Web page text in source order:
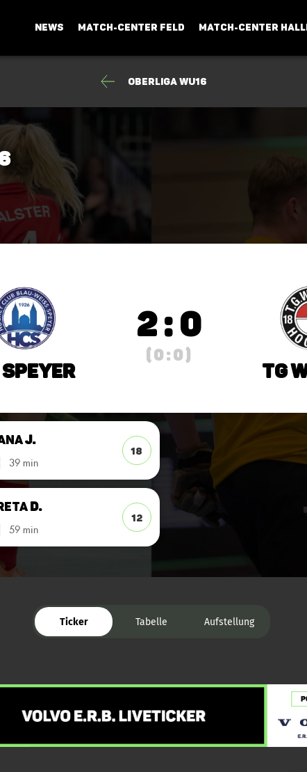
NEWS MATCH-CENTER FELD MATCH-CENTER
Oberliga wU16
Speyer
2 : 0
( 0 : 0 )
TG
J.
39 min
18
D.
59 min
12
Ticker Tabelle Aufstellung